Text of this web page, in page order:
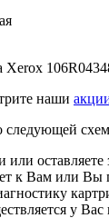
Xerox
наши
следующей
оставляете
к Вам или Вы
у